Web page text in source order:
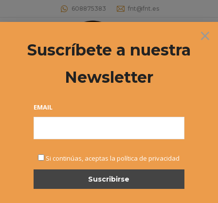
608875383 fnt@fnt.es
Buscar: ×
Suscríbete a nuestra
Newsletter
EMAIL
Si continúas, aceptas la política de privacidad